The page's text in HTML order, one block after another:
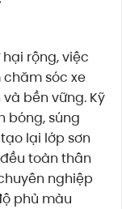
rộng, việc
sóc xe
bền vững. Kỹ
bóng, súng
lại lớp sơn
toàn thân
nghiệp
phủ màu